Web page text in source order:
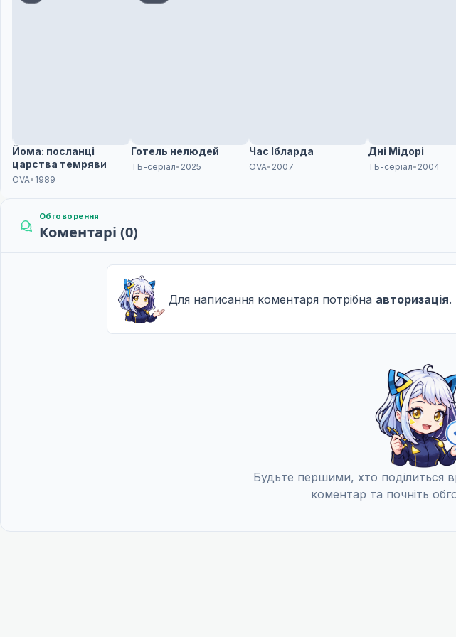
Йома: посланці
царства темряви
OVA• 1989
Готель нелюдей
ТБ-серіал• 2025
Час Ібларда
OVA• 2007
Дні Мідорі
ТБ-серіал• 2004
Обговорення
Коментарі (0)
Для написання коментаря потрібна авторизація.
Будьте першими, хто поділиться
коментар та почніть